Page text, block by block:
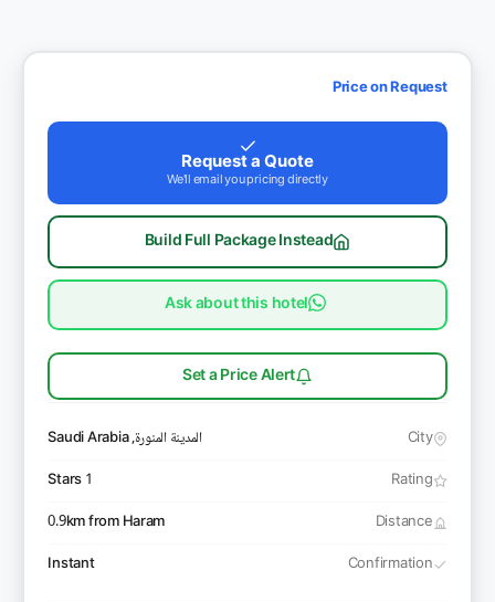
Price on Request
Request a Quote
We'll email you pricing directly
Build Full Package Instead
Ask about this hotel
Set a Price Alert
City
المدينة المنورة, Saudi Arabia
Rating
1 Stars
Distance
0.9km from Haram
Confirmation
Instant